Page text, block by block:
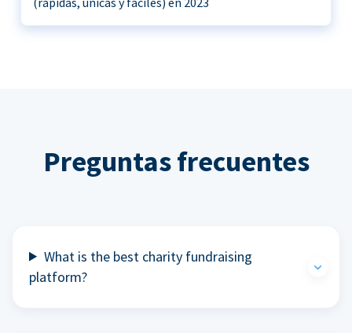
Preguntas frecuentes
What is the best charity fundraising
platform?